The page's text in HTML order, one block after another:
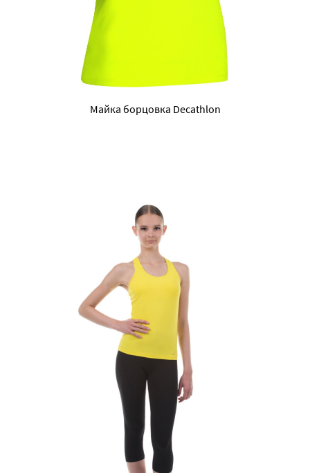
Майка борцовка Decathlon